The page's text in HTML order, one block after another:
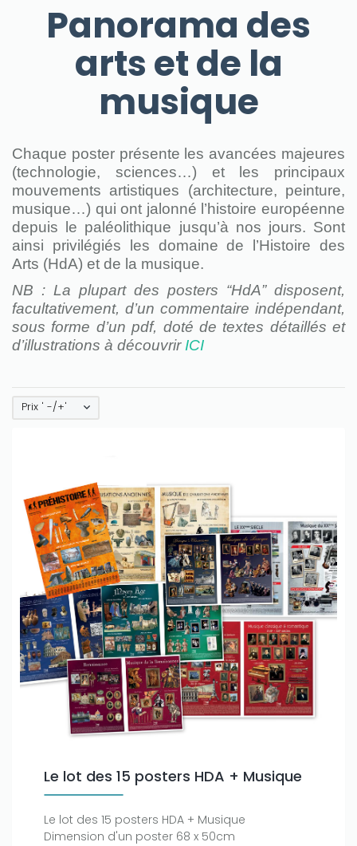
Panorama des
arts et de la
musique
Chaque poster présente les avancées majeures
(technologie, sciences…) et les principaux
mouvements artistiques (architecture, peinture,
musique…) qui ont jalonné l’histoire européenne
depuis le paléolithique jusqu’à nos jours. Sont
ainsi privilégiés les domaine de l’Histoire des
Arts (HdA) et de la musique.
NB : La plupart des posters “HdA” disposent,
facultativement, d’un commentaire indépendant,
sous forme d’un pdf, doté de textes détaillés et
d’illustrations à découvrir ICI
Prix ' -/+'
Le lot des 15 posters HDA + Musique
Le lot des 15 posters HDA + Musique
Dimension d'un poster 68 x 50cm